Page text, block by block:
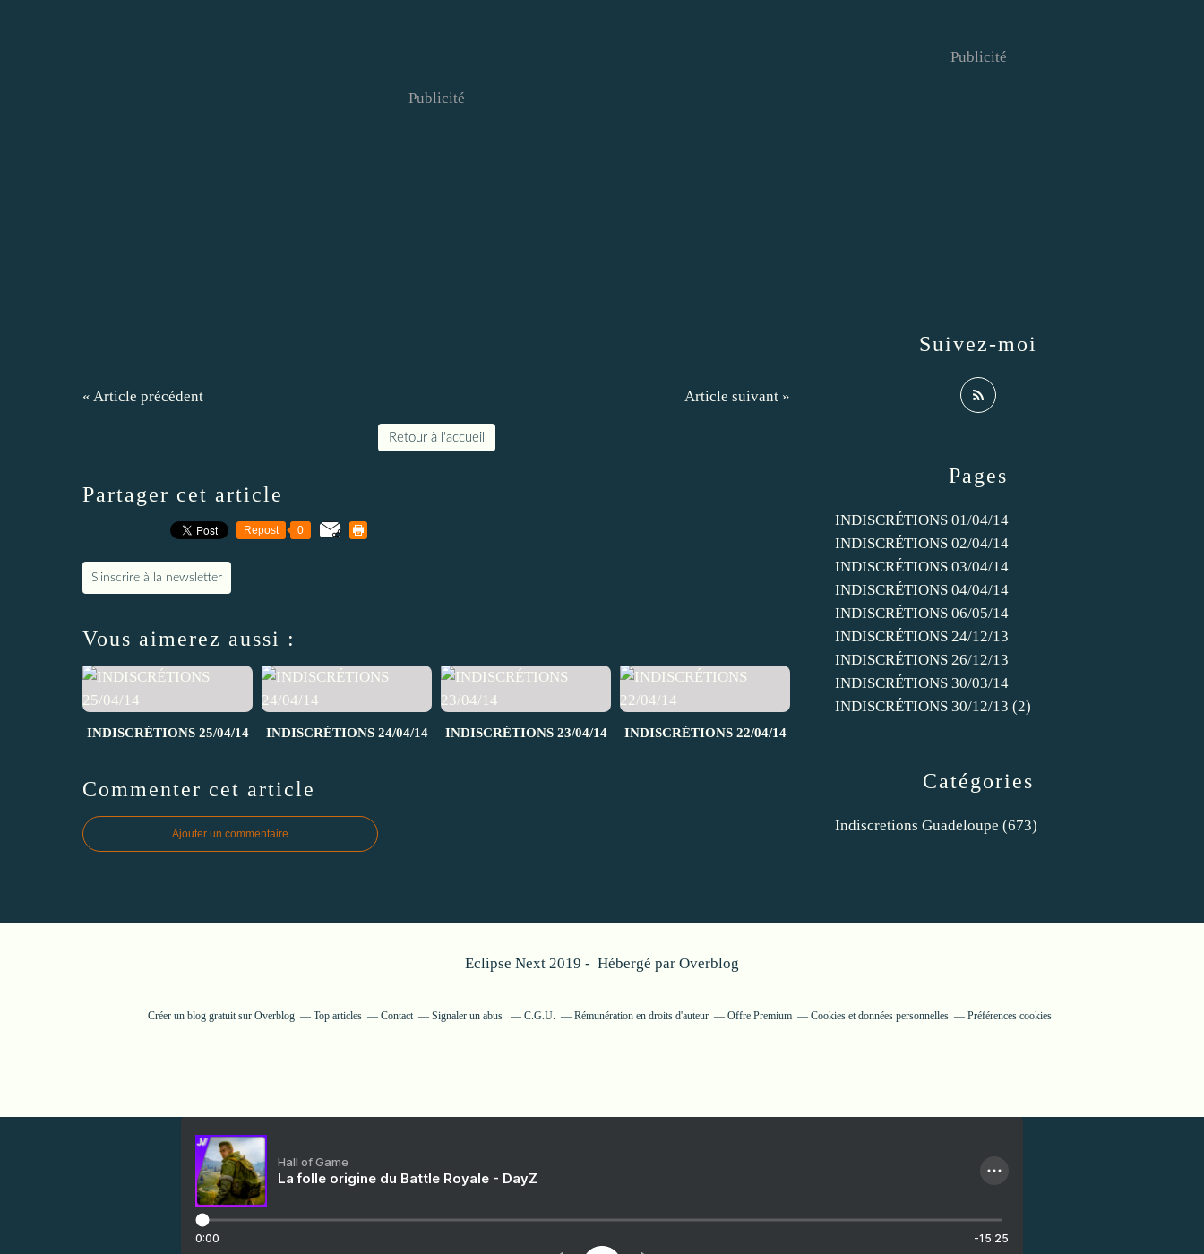
Publicité
« Article précédent Article suivant »
Retour à l'accueil
Partager cet article
Repost 0
S'inscrire à la newsletter
Vous aimerez aussi :
INDISCRÉTIONS 25/04/14 INDISCRÉTIONS 24/04/14 INDISCRÉTIONS 23/04/14 INDISCRÉTIONS 22/04/14
Commenter cet article
Ajouter un commentaire
Catégories
Indiscretions Guadeloupe (673)
Pages
INDISCRÉTIONS 01/04/14
INDISCRÉTIONS 02/04/14
INDISCRÉTIONS 03/04/14
INDISCRÉTIONS 04/04/14
INDISCRÉTIONS 06/05/14
INDISCRÉTIONS 24/12/13
INDISCRÉTIONS 26/12/13
INDISCRÉTIONS 30/03/14
INDISCRÉTIONS 30/12/13 (2)
Suivez-moi
Publicité
Eclipse Next 2019 - Hébergé par Overblog
Créer un blog gratuit sur Overblog Top articles Contact Signaler un abus C.G.U. Rémunération en droits d'auteur Offre Premium Cookies et données personnelles Préférences cookies
Hall of Game
La folle origine du Battle Royale - DayZ
0:00 -15:25